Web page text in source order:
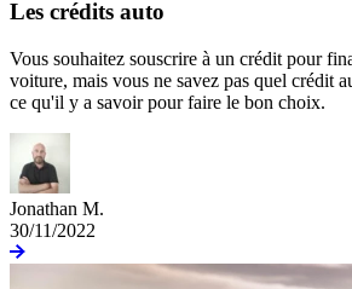
Les crédits auto
Vous souhaitez souscrire à un crédit pour
voiture, mais vous ne savez pas quel crédit
ce qu'il y a savoir pour faire le bon choix.
Jonathan M.
30/11/2022